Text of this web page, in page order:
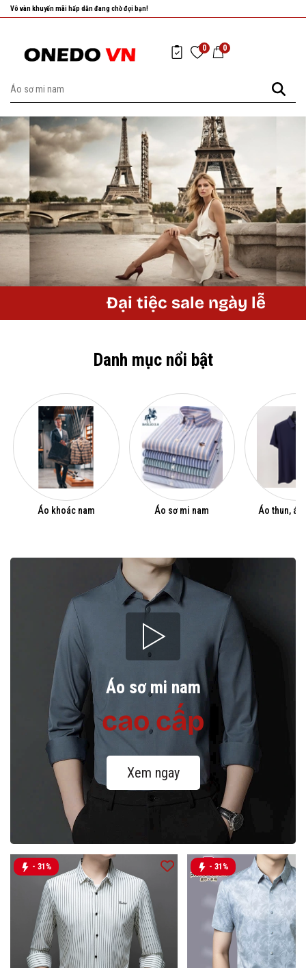
Vô vàn khuyến mãi hấp dẫn đang chờ đợi bạn!
0 0
Đại tiệc sale ngày lễ
Danh mục nổi bật
Áo khoác nam Áo sơ mi nam Áo thun, áo
Áo sơ mi nam
cao cấp
Xem ngay
- 31% - 31%